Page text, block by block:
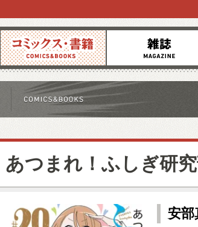
コミックス 雑誌
あつまれ！ふしぎ研
安部